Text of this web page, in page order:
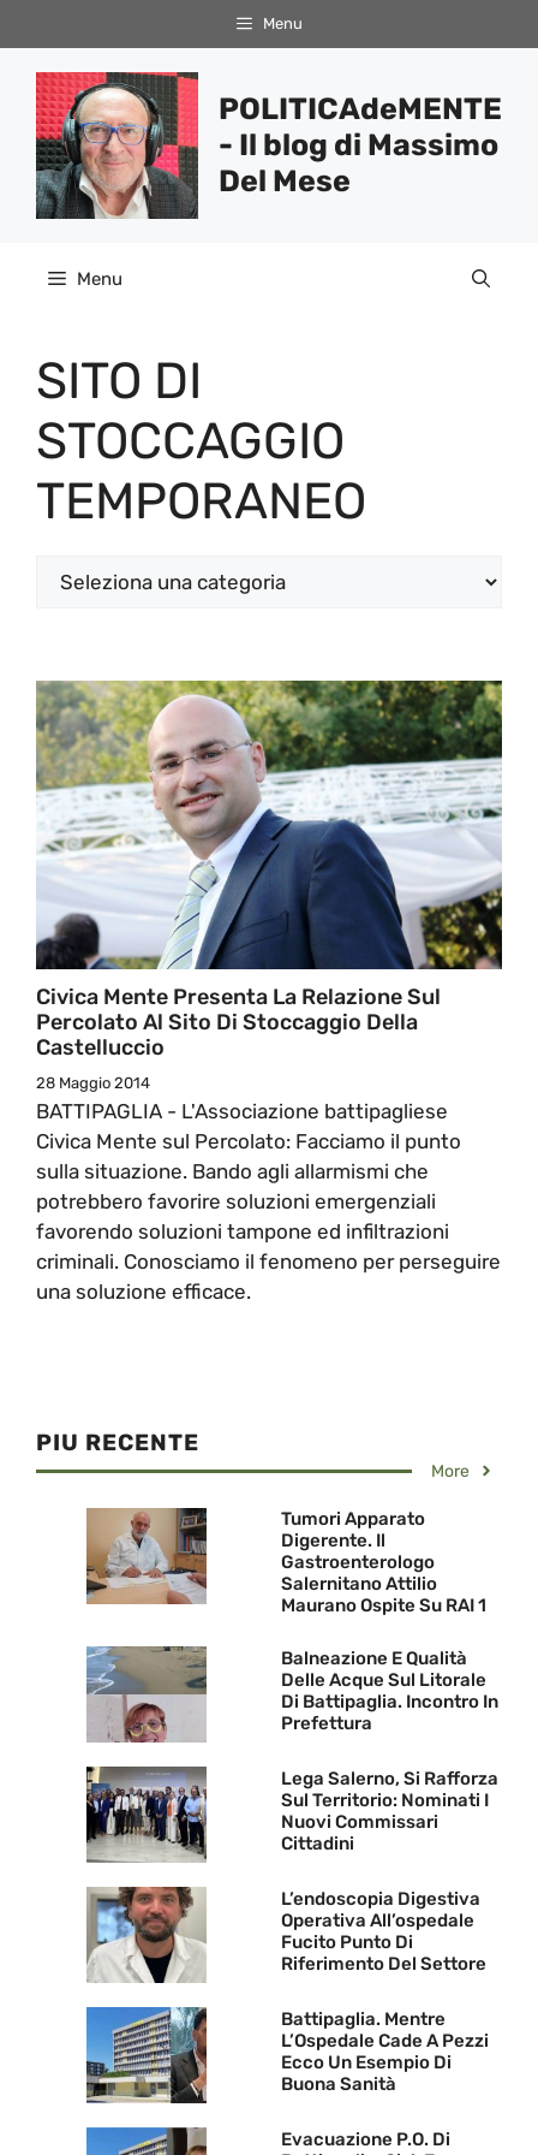
al
contenuto
Menu
POLITICAdeMENTE
- Il blog di Massimo
Del Mese
Menu
SITO DI
STOCCAGGIO
TEMPORANEO
Categorie
Civica Mente Presenta La Relazione Sul
Percolato Al Sito Di Stoccaggio Della
Castelluccio
28 Maggio 2014
BATTIPAGLIA - L'Associazione battipagliese
Civica Mente sul Percolato: Facciamo il punto
sulla situazione. Bando agli allarmismi che
potrebbero favorire soluzioni emergenziali
favorendo soluzioni tampone ed infiltrazioni
criminali. Conosciamo il fenomeno per perseguire
una soluzione efficace.
PIU RECENTE
More
Tumori Apparato
Digerente. Il
Gastroenterologo
Salernitano Attilio
Maurano Ospite Su RAI 1
Balneazione E Qualità
Delle Acque Sul Litorale
Di Battipaglia. Incontro In
Prefettura
Lega Salerno, Si Rafforza
Sul Territorio: Nominati I
Nuovi Commissari
Cittadini
L’endoscopia Digestiva
Operativa All’ospedale
Fucito Punto Di
Riferimento Del Settore
Battipaglia. Mentre
L’Ospedale Cade A Pezzi
Ecco Un Esempio Di
Buona Sanità
Evacuazione P.O. Di